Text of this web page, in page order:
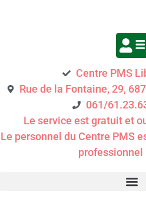
Centre PMS
Rue de la Fontaine, 29,
061/
Le service est gratuit et
Le personnel du Centre PMS
professionnel